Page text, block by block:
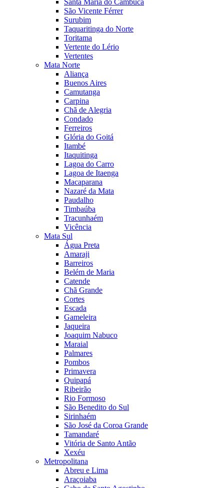
Santa Maria do Cambucá
São Vicente Férrer
Surubim
Taquaritinga do Norte
Toritama
Vertente do Lério
Vertentes
Mata Norte
Aliança
Buenos Aires
Camutanga
Carpina
Chã de Alegria
Condado
Ferreiros
Glória do Goitá
Itambé
Itaquitinga
Lagoa do Carro
Lagoa de Itaenga
Macaparana
Nazaré da Mata
Paudalho
Timbaúba
Tracunhaém
Vicência
Mata Sul
Água Preta
Amaraji
Barreiros
Belém de Maria
Catende
Chã Grande
Cortes
Escada
Gameleira
Jaqueira
Joaquim Nabuco
Maraial
Palmares
Pombos
Primavera
Quipapá
Ribeirão
Rio Formoso
São Benedito do Sul
Sirinhaém
São José da Coroa Grande
Tamandaré
Vitória de Santo Antão
Xexéu
Metropolitana
Abreu e Lima
Araçoiaba